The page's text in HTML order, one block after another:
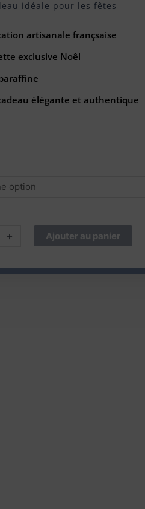
idéale pour les fêtes
artisanale françsaise
exclusive Noêl
élégante et authentique
+ Ajouter au panier